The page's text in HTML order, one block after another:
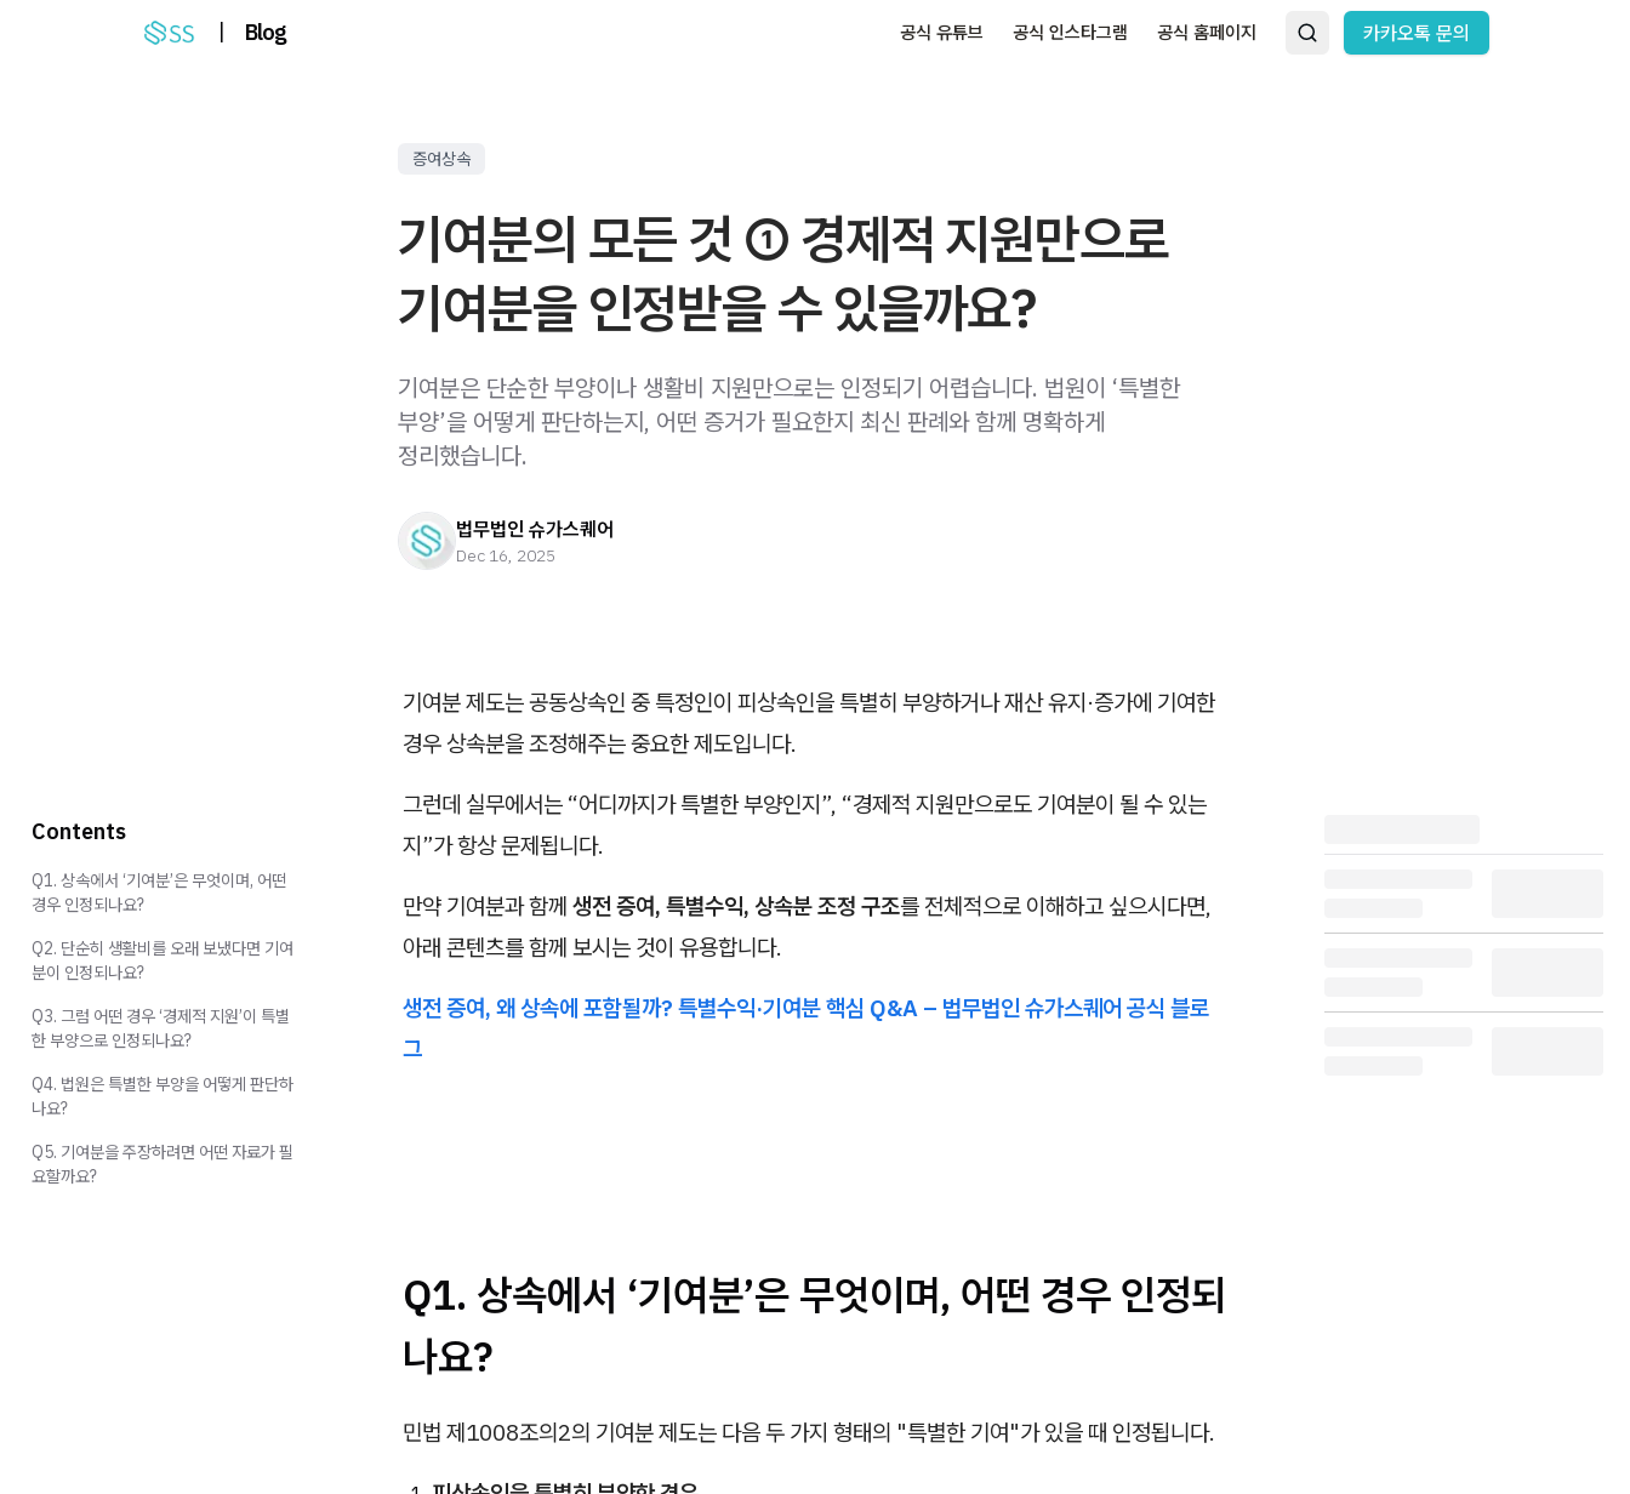
| Blog 공식 유튜브 공식 인스타그램 공식 홈페이지 카카오톡 문의
증여상속
기여분의 모든 것 ① 경제적 지원만으로
기여분을 인정받을 수 있을까요?
기여분은 단순한 부양이나 생활비 지원만으로는 인정되기 어렵습니다. 법원이 ‘특별한
부양’을 어떻게 판단하는지, 어떤 증거가 필요한지 최신 판례와 함께 명확하게
정리했습니다.
법무법인 슈가스퀘어
Dec 16, 2025
기여분 제도는 공동상속인 중 특정인이 피상속인을 특별히 부양하거나 재산 유지·증가에 기여한
경우 상속분을 조정해주는 중요한 제도입니다.
그런데 실무에서는 “어디까지가 특별한 부양인지”, “경제적 지원만으로도 기여분이 될 수 있는
지”가 항상 문제됩니다.
만약 기여분과 함께 생전 증여, 특별수익, 상속분 조정 구조를 전체적으로 이해하고 싶으시다면,
아래 콘텐츠를 함께 보시는 것이 유용합니다.
생전 증여, 왜 상속에 포함될까? 특별수익·기여분 핵심 Q&A – 법무법인 슈가스퀘어 공식 블로
그
Q1. 상속에서 ‘기여분’은 무엇이며, 어떤 경우 인정되
나요?
민법 제1008조의2의 기여분 제도는 다음 두 가지 형태의 "특별한 기여"가 있을 때 인정됩니다.
Contents
Q1. 상속에서 ‘기여분’은 무엇이며, 어떤
경우 인정되나요?
Q2. 단순히 생활비를 오래 보냈다면 기여
분이 인정되나요?
Q3. 그럼 어떤 경우 ‘경제적 지원’이 특별
한 부양으로 인정되나요?
Q4. 법원은 특별한 부양을 어떻게 판단하
나요?
Q5. 기여분을 주장하려면 어떤 자료가 필
요할까요?